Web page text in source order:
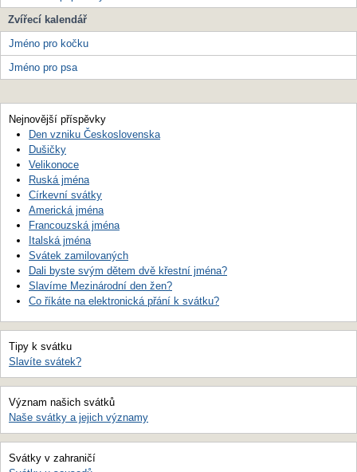
Zvířecí kalendář
Jméno pro kočku
Jméno pro psa
Nejnovější příspěvky
Den vzniku Československa
Dušičky
Velikonoce
Ruská jména
Církevní svátky
Americká jména
Francouzská jména
Italská jména
Svátek zamilovaných
Dali byste svým dětem dvě křestní jména?
Slavíme Mezinárodní den žen?
Co říkáte na elektronická přání k svátku?
Tipy k svátku
Slavíte svátek?
Význam našich svátků
Naše svátky a jejich významy
Svátky v zahraničí